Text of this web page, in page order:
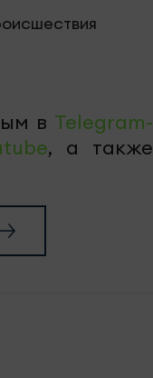
в Telegram-
, а также